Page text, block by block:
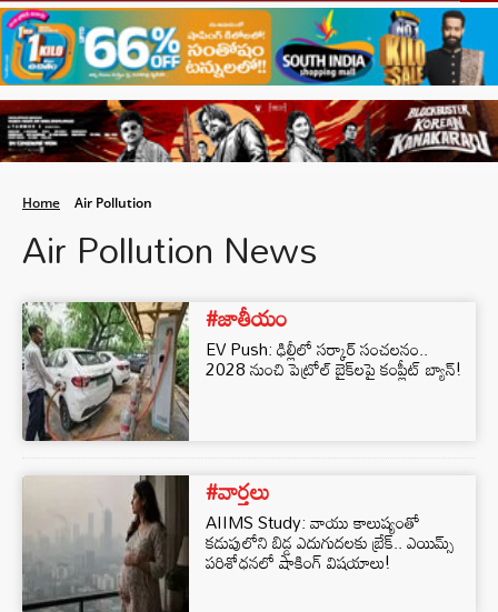
Home Air Pollution
Air Pollution News
#జాతీయం
EV Push: ఢిల్లీలో సర్కార్ సంచలనం..
2028 నుంచి పెట్రోల్ బైక్‌లపై కంప్లీట్ బ్యాన్!
#వార్తలు
AIIMS Study: వాయు కాలుష్యంతో
కడుపులోని బిడ్డ ఎదుగుదలకు బ్రేక్.. ఎయిమ్స్
పరిశోధనలో షాకింగ్ విషయాలు!